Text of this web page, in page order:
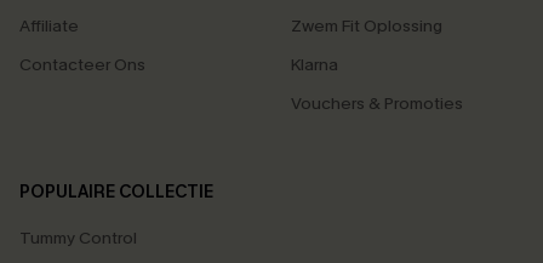
Affiliate
Contacteer Ons
Zwem Fit Oplossing
Klarna
Vouchers & Promoties
POPULAIRE COLLECTIE
Tummy Control